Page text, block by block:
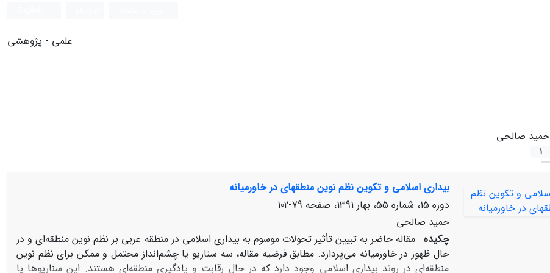
علمی - پژوهشی
حمید صالحی
1
بیداری اسلامی و تکوین نظم نوین منطقه‏ای در خاورمیانه
دوره 15، شماره 55، بهار 1391، صفحه
79-102
حمید صالحی
چکیده مقاله حاضر به تبیین تأثیر تحولات موسوم به بیداری اسلامی در منطقه عربی بر نظم نوین منطقه‌ای و در
حال ظهور در خاورمیانه می‌پردازد. مطابق فرضیه مقاله، سه سناریو یا چشم‌انداز محتمل و ممکن برای نظم نوین
منطقه‌ای در روند بیداری اسلامی وجود دارد که در حال رقابت و یادگیری منطقه‌ای هستند. این سناریوها یا